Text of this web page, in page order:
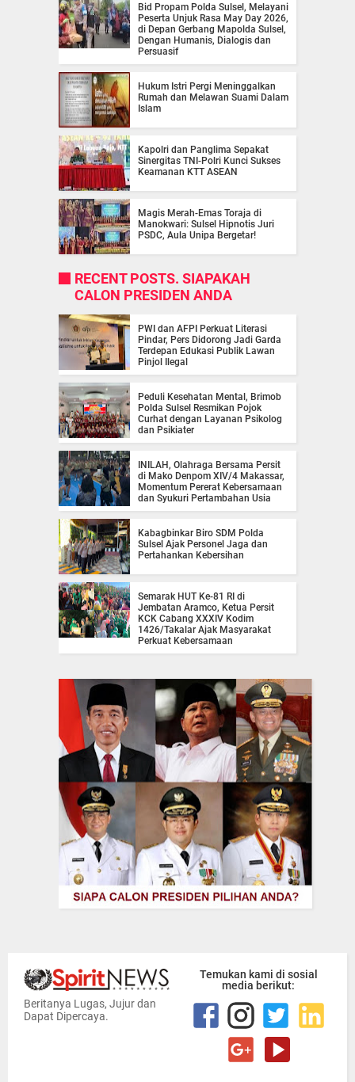
Bid Propam Polda Sulsel, Melayani
Peserta Unjuk Rasa May Day 2026,
di Depan Gerbang Mapolda Sulsel,
Dengan Humanis, Dialogis dan
Persuasif
Hukum Istri Pergi Meninggalkan
Rumah dan Melawan Suami Dalam
Islam
Kapolri dan Panglima Sepakat
Sinergitas TNI-Polri Kunci Sukses
Keamanan KTT ASEAN
Magis Merah-Emas Toraja di
Manokwari: Sulsel Hipnotis Juri
PSDC, Aula Unipa Bergetar!
RECENT POSTS. SIAPAKAH
CALON PRESIDEN ANDA
PWI dan AFPI Perkuat Literasi
Pindar, Pers Didorong Jadi Garda
Terdepan Edukasi Publik Lawan
Pinjol Ilegal
Peduli Kesehatan Mental, Brimob
Polda Sulsel Resmikan Pojok
Curhat dengan Layanan Psikolog
dan Psikiater
INILAH, Olahraga Bersama Persit
di Mako Denpom XIV/4 Makassar,
Momentum Pererat Kebersamaan
dan Syukuri Pertambahan Usia
Kabagbinkar Biro SDM Polda
Sulsel Ajak Personel Jaga dan
Pertahankan Kebersihan
Semarak HUT Ke-81 RI di
Jembatan Aramco, Ketua Persit
KCK Cabang XXXIV Kodim
1426/Takalar Ajak Masyarakat
Perkuat Kebersamaan
Beritanya Lugas, Jujur dan
Dapat Dipercaya.
Temukan kami di sosial
media berikut: